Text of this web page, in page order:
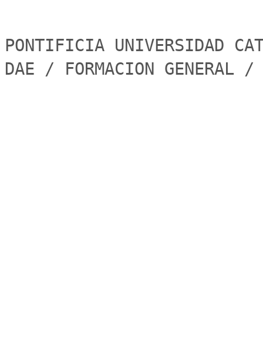
PONTIFICIA UNIVERSIDAD
DAE / FORMACION GENERAL /